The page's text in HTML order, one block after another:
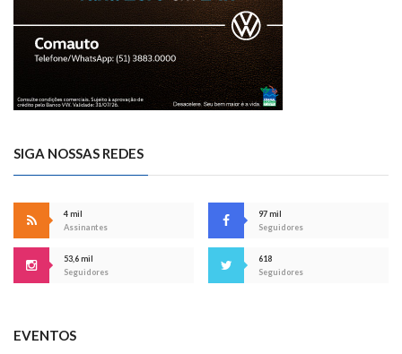
SIGA NOSSAS REDES
4 mil
Assinantes
97 mil
Seguidores
53,6 mil
Seguidores
618
Seguidores
EVENTOS